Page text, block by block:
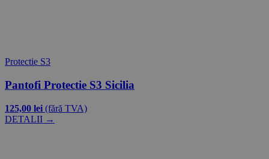
Protectie S3
Pantofi Protectie S3 Sicilia
125,00 lei (fără TVA)
DETALII →